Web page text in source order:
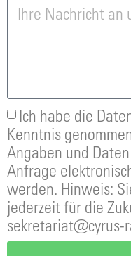
Ich habe die
Kenntnis
Angaben und
Anfrage
werden. Hinweis:
jederzeit für die